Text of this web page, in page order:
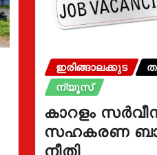
ഇരിങ്ങാലക്കുട
ന്യൂസ്
കാറളം
സഹകരണ
നീതി